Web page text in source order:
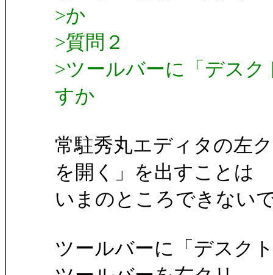
>か
>質問２
>ツールバーに「デス
すか
常駐秀丸エディタの左
を開く」を出すことは
いまのところできない
ツールバーに「デスク